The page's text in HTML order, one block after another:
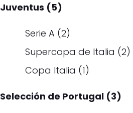
Juventus (5)
Serie A (2)
Supercopa de Italia (2)
Copa Italia (1)
Selección de Portugal (3)